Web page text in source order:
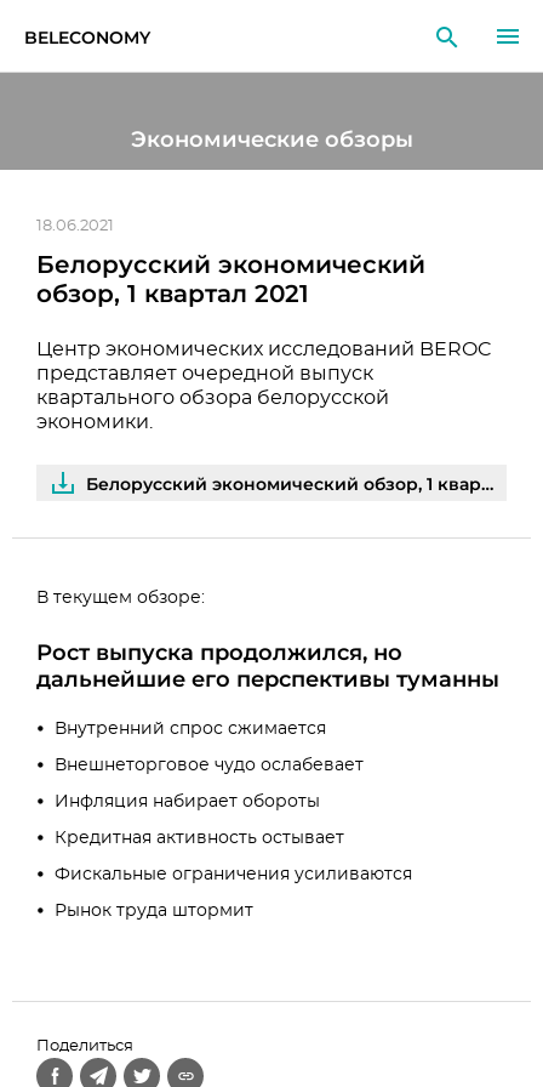
BELECONOMY
ИССЛЕДОВАНИЯ
ОБРАЗОВАНИЕ
СОБЫТИЯ
Экономические обзоры
18.06.2021
Белорусский экономический
обзор, 1 квартал 2021
Центр экономических исследований BEROC
представляет очередной выпуск
квартального обзора белорусской
экономики.
Белорусский экономический обзор, 1 квартал 2021 | PDF
В текущем обзоре:
Рост выпуска продолжился, но
дальнейшие его перспективы туманны
Внутренний спрос сжимается
Внешнеторговое чудо ослабевает
Инфляция набирает обороты
Кредитная активность остывает
Фискальные ограничения усиливаются
Рынок труда штормит
Поделиться